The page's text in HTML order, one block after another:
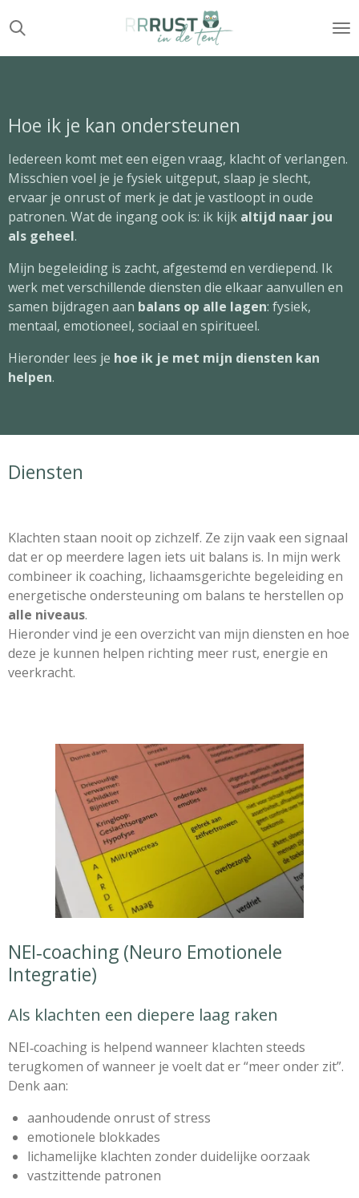
direct
naar
Hoe ik je kan ondersteunen
Iedereen komt met een eigen vraag, klacht of verlangen.
Misschien voel je je fysiek uitgeput, slaap je slecht,
ervaar je onrust of merk je dat je vastloopt in oude
patronen. Wat de ingang ook is: ik kijk altijd naar jou
als geheel.
Mijn begeleiding is zacht, afgestemd en verdiepend. Ik
werk met verschillende diensten die elkaar aanvullen en
samen bijdragen aan balans op alle lagen: fysiek,
mentaal, emotioneel, sociaal en spiritueel.
Hieronder lees je hoe ik je met mijn diensten kan
helpen.
Diensten
Klachten staan nooit op zichzelf. Ze zijn vaak een signaal
dat er op meerdere lagen iets uit balans is. In mijn werk
combineer ik coaching, lichaamsgerichte begeleiding en
energetische ondersteuning om balans te herstellen op
alle niveaus.
Hieronder vind je een overzicht van mijn diensten en hoe
deze je kunnen helpen richting meer rust, energie en
veerkracht.
NEI‑coaching (Neuro Emotionele
Integratie)
Als klachten een diepere laag raken
NEI‑coaching is helpend wanneer klachten steeds
terugkomen of wanneer je voelt dat er “meer onder zit”.
Denk aan:
aanhoudende onrust of stress
emotionele blokkades
lichamelijke klachten zonder duidelijke oorzaak
vastzittende patronen